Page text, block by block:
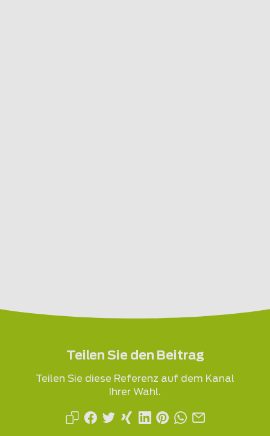
Teilen Sie den Beitrag
Teilen Sie diese Referenz auf dem Kanal
Ihrer Wahl.